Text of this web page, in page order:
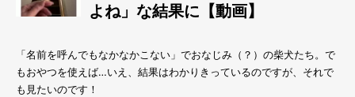
よね」な結果に【動画】
「名前を呼んでもなかなかこない」でおなじみ（？）の柴犬たち。で
もおやつを使えば…いえ、結果はわかりきっているのですが、それで
も見たいのです！